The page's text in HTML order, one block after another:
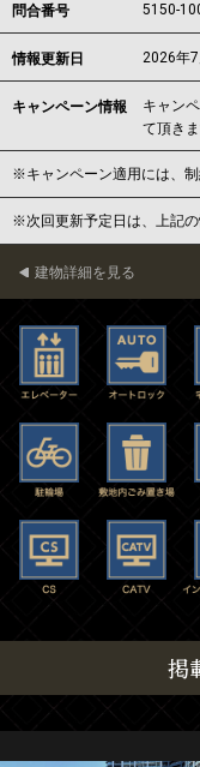
問合番号 5150-
情報更新日 2026年7
キャンペーン情報
キャン
て頂き
※キャンペーン適用には、
※次回更新予定日は、上記
建物詳細を見る
掲